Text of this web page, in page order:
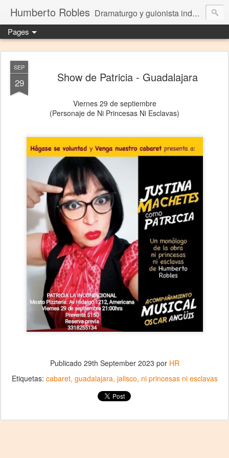
Humberto Robles Dramaturgo y guionista independiente
Pages
SEP
29 Show de Patricia - Guadalajara
Viernes 29 de septiembre
(Personaje de Ni Princesas Ni Esclavas)
Publicado 29th September 2023 por HR
Etiquetas: cabaret guadalajara jalisco ni princesas ni esclavas